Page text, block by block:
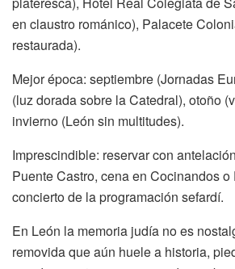
en claustro románico), Palacete
restaurada).
Mejor época: septiembre (Jornadas
(luz dorada sobre la Catedral), otoño
invierno (León sin multitudes).
Imprescindible: reservar con
Puente Castro, cena en Cocinandos
concierto de la programación sefardí.
En León la memoria judía no es
removida que aún huele a historia,